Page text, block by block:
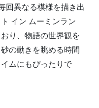
回異なる模様を描き出
イン ムーミンラン
り、物語の世界観を
の動きを眺める時間
ムにもぴったりで